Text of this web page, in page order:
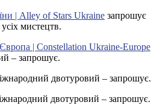
| Alley of Stars Ukraine запрошує
мистецтв.
| Constellation Ukraine-Europe
– запрошує.
двотуровий – запрошує.
двотуровий – запрошує.